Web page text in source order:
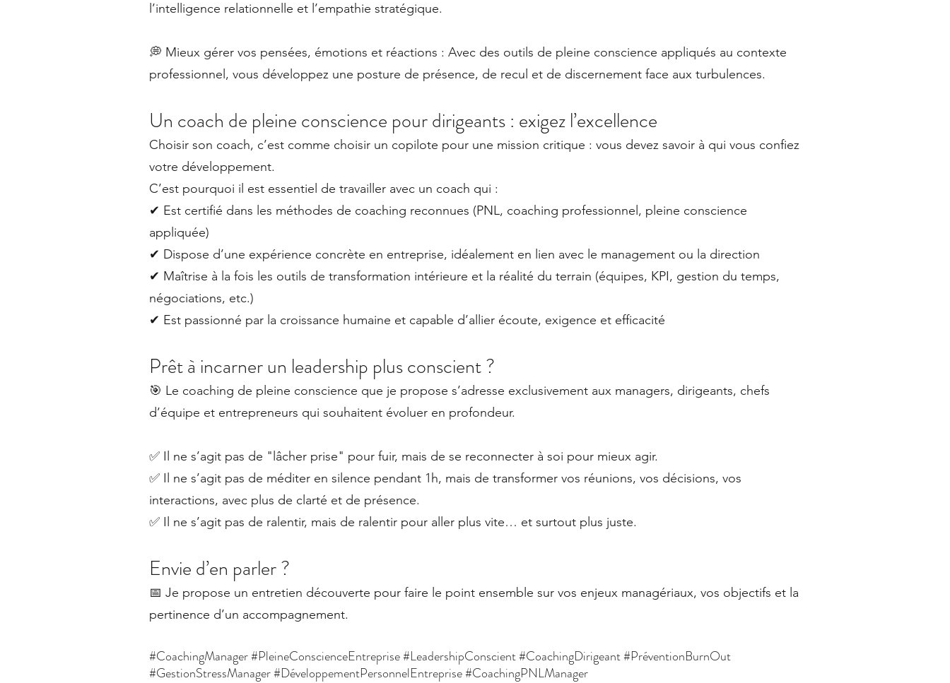
l’intelligence relationnelle et l’empathie stratégique.
💭 Mieux gérer vos pensées, émotions et réactions : Avec des outils de pleine conscience appliqués au contexte
professionnel, vous développez une posture de présence, de recul et de discernement face aux turbulences.
Un coach de pleine conscience pour dirigeants : exigez l’excellence
Choisir son coach, c’est comme choisir un copilote pour une mission critique : vous devez savoir à qui vous confiez
votre développement.
C’est pourquoi il est essentiel de travailler avec un coach qui :
✔ Est certifié dans les méthodes de coaching reconnues (PNL, coaching professionnel, pleine conscience
appliquée)
✔ Dispose d’une expérience concrète en entreprise, idéalement en lien avec le management ou la direction
✔ Maîtrise à la fois les outils de transformation intérieure et la réalité du terrain (équipes, KPI, gestion du temps,
négociations, etc.)
✔ Est passionné par la croissance humaine et capable d’allier écoute, exigence et efficacité
Prêt à incarner un leadership plus conscient ?
🎯 Le coaching de pleine conscience que je propose s’adresse exclusivement aux managers, dirigeants, chefs
d’équipe et entrepreneurs qui souhaitent évoluer en profondeur.
✅ Il ne s’agit pas de "lâcher prise" pour fuir, mais de se reconnecter à soi pour mieux agir.
✅ Il ne s’agit pas de méditer en silence pendant 1h, mais de transformer vos réunions, vos décisions, vos
interactions, avec plus de clarté et de présence.
✅ Il ne s’agit pas de ralentir, mais de ralentir pour aller plus vite… et surtout plus juste.
Envie d’en parler ?
📅 Je propose un entretien découverte pour faire le point ensemble sur vos enjeux managériaux, vos objectifs et la
pertinence d’un accompagnement.
#CoachingManager #PleineConscienceEntreprise #LeadershipConscient #CoachingDirigeant #PréventionBurnOut
#GestionStressManager #DéveloppementPersonnelEntreprise #CoachingPNLManager